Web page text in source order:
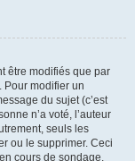
être modifiés que par
Pour modifier un
du sujet (c’est
n’a voté, l’auteur
seuls les
ou le supprimer. Ceci
cours de sondage.